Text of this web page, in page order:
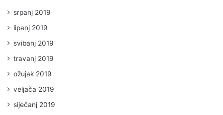
srpanj 2019
lipanj 2019
svibanj 2019
travanj 2019
ožujak 2019
veljača 2019
siječanj 2019